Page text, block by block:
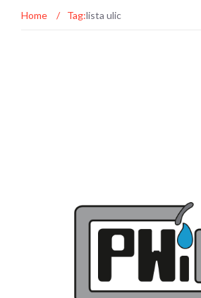
Home
/ Tag:lista ulic